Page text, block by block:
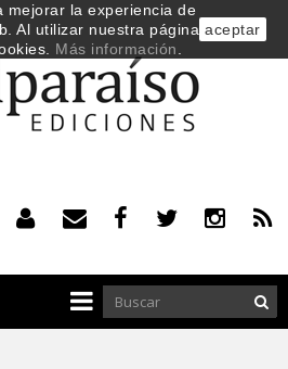
mejorar la experiencia de
Al utilizar nuestra página
Más información
aceptar